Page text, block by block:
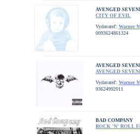
AVENGED
CITY OF EVIL
Vydavateľ: Warner
0093624861324
AVENGED
AVENGED
Vydavateľ: Warner
93624992011
BAD COMPANY
ROCK 'N' ROLL